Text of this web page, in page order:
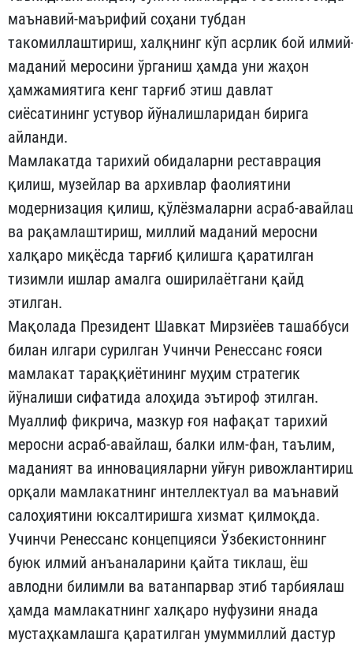
маънавий-маърифий соҳани тубдан
такомиллаштириш, халқнинг кўп асрлик бой
маданий меросини ўрганиш ҳамда уни жаҳон
ҳамжамиятига кенг тарғиб этиш давлат
сиёсатининг устувор йўналишларидан бирига
айланди.
Мамлакатда тарихий обидаларни реставрация
қилиш, музейлар ва архивлар фаолиятини
модернизация қилиш, қўлёзмаларни асраб-
ва рақамлаштириш, миллий маданий меросни
халқаро миқёсда тарғиб қилишга қаратилган
тизимли ишлар амалга оширилаётгани қайд
этилган.
Мақолада Президент Шавкат Мирзиёев ташаббуси
билан илгари сурилган Учинчи Ренессанс ғояси
мамлакат тараққиётининг муҳим стратегик
йўналиши сифатида алоҳида эътироф этилган.
Муаллиф фикрича, мазкур ғоя нафақат тарихий
меросни асраб-авайлаш, балки илм-фан, таълим,
маданият ва инновацияларни уйғун
орқали мамлакатнинг интеллектуал ва маънавий
салоҳиятини юксалтиришга хизмат қилмоқда.
Учинчи Ренессанс концепцияси Ўзбекистоннинг
буюк илмий анъаналарини қайта тиклаш, ёш
авлодни билимли ва ватанпарвар этиб тарбиялаш
ҳамда мамлакатнинг халқаро нуфузини янада
мустаҳкамлашга қаратилган умуммиллий дастур